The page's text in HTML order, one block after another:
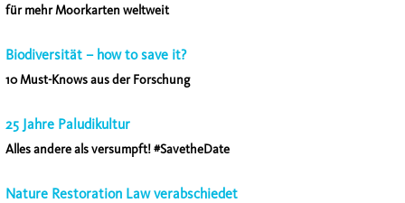
für mehr Moorkarten weltweit
Biodiversität – how to save it?
10 Must-Knows aus der Forschung
25 Jahre Paludikultur
Alles andere als versumpft! #SavetheDate
Nature Restoration Law verabschiedet